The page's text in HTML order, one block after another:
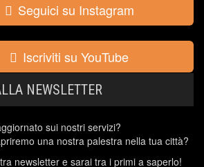
Seguici su Instagram
Iscriviti su YouTube
NEWSLETTER
sui nostri servizi?
una nostra palestra nella tua città?
newsletter e sarai tra i primi a saperlo!